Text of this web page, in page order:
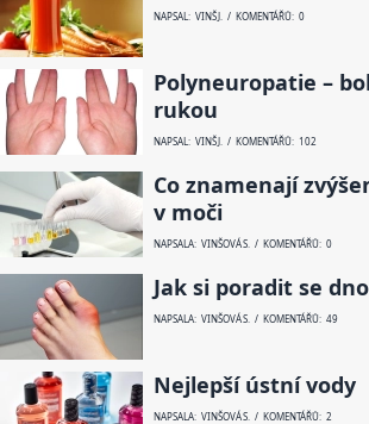
NAPSAL: VINŠ J. / KOMENTÁŘŮ: 0
Polyneuropatie –
rukou
NAPSAL: VINŠ J. / KOMENTÁŘŮ: 102
Co znamenají
v moči
NAPSALA: VINŠOVÁ S. / KOMENTÁŘŮ: 0
Jak si poradit se
NAPSALA: VINŠOVÁ S. / KOMENTÁŘŮ: 49
Nejlepší ústní vody
NAPSALA: VINŠOVÁ S. / KOMENTÁŘŮ: 2